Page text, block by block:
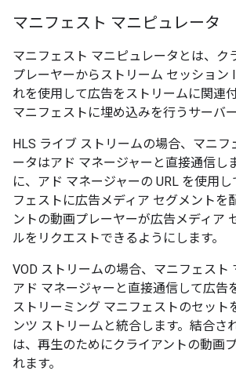
マニフェスト マニピュレータ
マニフェスト マニピュレータとは、ク
プレーヤーからストリーム セッション
れを使用して広告をストリームに関連
マニフェストに埋め込みを行うサーバー
HLS ライブ ストリームの場合、マニフ
ータはアド マネージャーと直接通信し
に、アド マネージャーの URL を使用
フェストに広告メディア セグメントを
ントの動画プレーヤーが広告メディア
ルをリクエストできるようにします。
VOD ストリームの場合、マニフェスト
アド マネージャーと直接通信して広告
ストリーミング マニフェストのセット
ンツ ストリームと統合します。結合さ
は、再生のためにクライアントの動画
れます。